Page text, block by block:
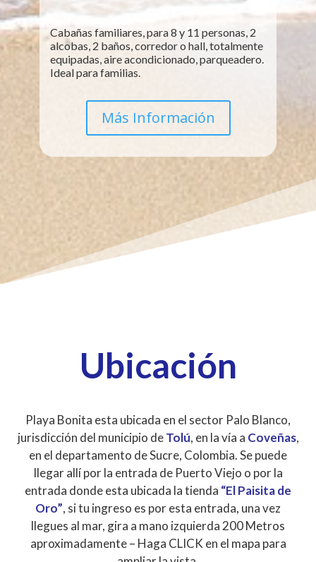
Cabañas familiares, para 8 y 11 personas, 2
alcobas, 2 baños, corredor o hall, totalmente
equipadas, aire acondicionado, parqueadero.
Ideal para familias.
Más Información
Ubicación
Playa Bonita esta ubicada en el sector Palo Blanco,
jurisdicción del municipio deTolú, en la vía a Coveñas,
en el departamento de Sucre, Colombia. Se puede
llegar allí por la entrada de Puerto Viejo o por la
entrada donde esta ubicada la tienda “El Paisita de
Oro”, si tu ingreso es por esta entrada, una vez
llegues al mar, gira a mano izquierda 200 Metros
aproximadamente – Haga CLICK en el mapa para